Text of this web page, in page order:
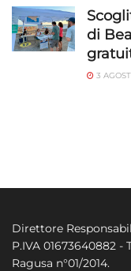
di
3
Direttore
P.IVA 01673640882
Ragusa n°01/2014.